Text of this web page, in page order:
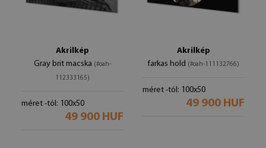
Akrilkép
Gray brit macska (#oah-
112333165)
méret -tól: 100x50
49 900 HUF
Akrilkép
farkas hold (#oah-111132766)
méret -tól: 100x50
49 900 HUF